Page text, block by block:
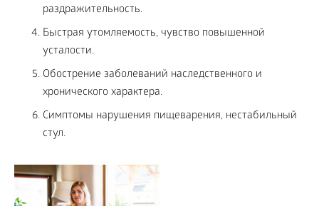
раздражительность.
Быстрая утомляемость, чувство повышенной
усталости.
Обострение заболеваний наследственного и
хронического характера.
Симптомы нарушения пищеварения, нестабильный
стул.